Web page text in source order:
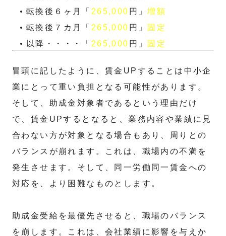
転換後６ヶ月「 265,000 円」増額
転換後７カ月「 265,000 円」 固定
以降・・・・「 265,000 円」 固定
冒頭に記したように、賃金UPすることは中小企
業にとって重い負担となる可能性があります。
そして、助成金対象者であるという理由だけ
で、賃金UPするとなると、業務内容や業績に見
合わない方が対象となる場合もあり、周りとの
バランスが崩れます。これは、職場内の不満を
発生させます。そして、同一労働同一賃金への
対応を、より困難なものとします。
助成金受給を最優先させると、職場のバランス
を崩します。これは、会社業績に影響を与えか